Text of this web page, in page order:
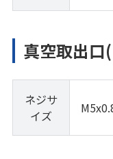
真空取出口
ネジサ
イズ